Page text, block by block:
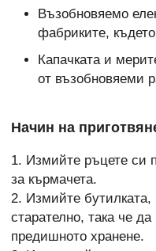
Възобновяемо
фабриките,
Капачката и
от възобновяеми
Начин на
1. Измийте ръцете си
за кърмачета.
2. Измийте бутилката,
старателно, така че
предишното хранене.